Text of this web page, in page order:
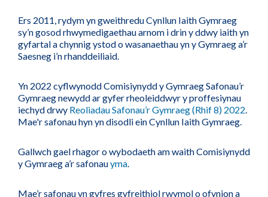
Ers 2011, rydym yn gweithredu Cynllun Iaith Gymraeg
sy’n gosod rhwymedigaethau arnom i drin y ddwy iaith yn
gyfartal a chynnig ystod o wasanaethau yn y Gymraeg a’r
Saesneg i’n rhanddeiliaid.
Yn 2022 cyflwynodd Comisiynydd y Gymraeg Safonau’r
Gymraeg newydd ar gyfer rheoleiddwyr y proffesiynau
iechyd drwy Reoliadau Safonau’r Gymraeg (Rhif 8) 2022.
Mae'r safonau hyn yn disodli ein Cynllun Iaith Gymraeg.
Gallwch gael rhagor o wybodaeth am waith Comisiynydd
y Gymraeg a’r safonauyma.
Mae’r safonau yn gyfres gyfreithiol rwymol o ofynion a